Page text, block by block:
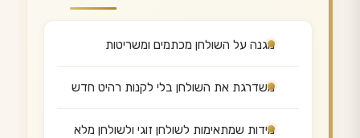
מגנה על השולחן מכתמים ומשריטות
משדרגת את השולחן בלי לקנות רהיט חדש
מידות שמתאימות לשולחן זוגי ולשולחן מלא